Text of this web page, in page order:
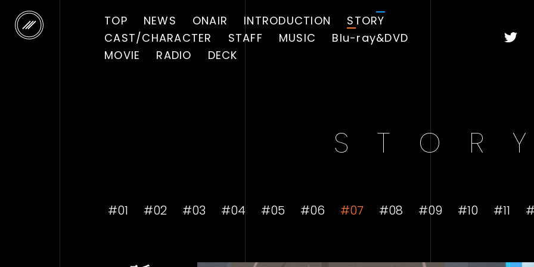
TOP NEWS ONAIR INTRODUCTION
STORY
CAST/CHARACTER STAFF MUSIC
Blu-ray&DVD
MOVIE
RADIO DECK
S T O R Y
#01 #02 #03 #04 #05 #06 #07 #08 #09 #10 #11